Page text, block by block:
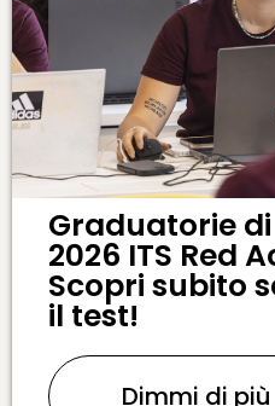
Graduatorie
2026 ITS Red
Scopri subito
il test!
Dimmi di più